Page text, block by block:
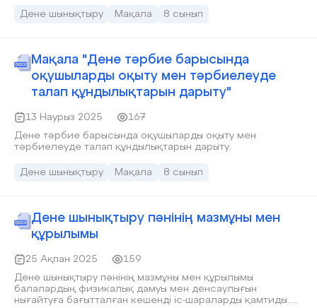
саладағы басымдылықтарды анықтайтын ғылым да,
Дене шынықтыру Мақала 8 сынып
Мақала "Дене тәрбие барысында
оқушыларды оқыту мен тәрбиелеуде
талап құндылықтарын дарыту"
13 Наурыз 2025
167
Дене тәрбие барысында оқушыларды оқыту мен
тәрбиелеуде талап құндылықтарын дарыту.
Дене шынықтыру Мақала 8 сынып
Дене шынықтыру пәнінің мазмұны мен
құрылымы
25 Ақпан 2025
159
Дене шынықтыру пәнінің мазмұны мен құрылымы
балалардың физикалық дамуы мен денсаулығын
нығайтуға бағытталған кешенді іс-шараларды қамтиды.